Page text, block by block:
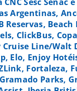
Argentinas,
Reservas, Beach
ClickBus,
Cruise Line/Walt
Elo, Enjoy
Fortaleza,
Parks,